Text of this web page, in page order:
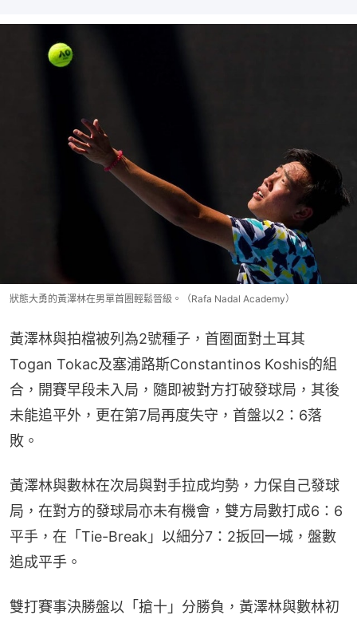
狀態大勇的黃澤林在男單首圈輕鬆晉級。（Rafa Nadal Academy）
黃澤林與拍檔被列為2號種子，首圈面對土耳其
Togan Tokac及塞浦路斯Constantinos Koshis的組
合，開賽早段未入局，隨即被對方打破發球局，其後
未能追平外，更在第7局再度失守，首盤以2：6落
敗。
黃澤林與數林在次局與對手拉成均勢，力保自己發球
局，在對方的發球局亦未有機會，雙方局數打成6：6
平手，在「Tie-Break」以細分7：2扳回一城，盤數
追成平手。
雙打賽事決勝盤以「搶十」分勝負，黃澤林與數林初